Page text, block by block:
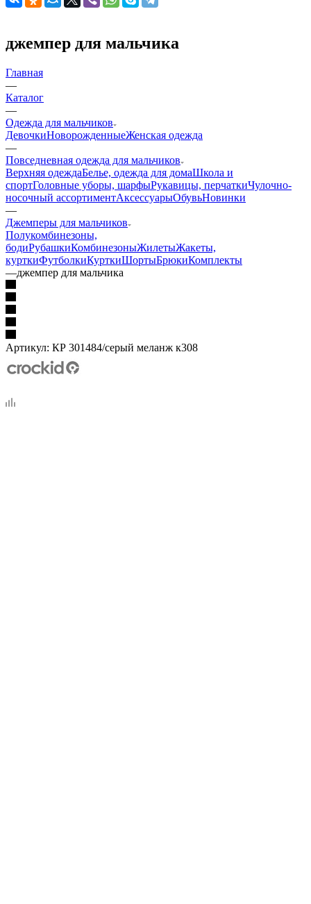
джемпер для мальчика
Главная
—
Каталог
—
Одежда для мальчиков
ДевочкиНоворожденныеЖенская одежда
—
Повседневная одежда для мальчиков
Верхняя одеждаБелье, одежда для домаШкола и
спортГоловные уборы, шарфыРукавицы, перчаткиЧулочно-
носочный ассортиментАксессуарыОбувьНовинки
—
Джемперы для мальчиков
Полукомбинезоны,
бодиРубашкиКомбинезоныЖилетыЖакеты,
курткиФутболкиКурткиШортыБрюкиКомплекты
—джемпер для мальчика
Артикул: КР 301484/серый меланж к308